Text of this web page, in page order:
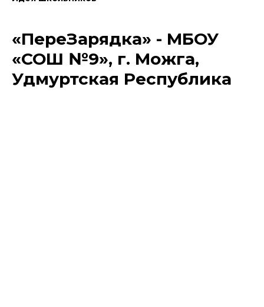
«ПереЗарядка» - МБОУ
«СОШ №9», г. Можга,
Удмуртская Республика